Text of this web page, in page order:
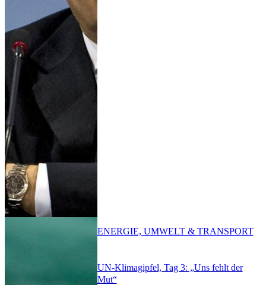
UN-Klimagipfel, Tag 3: „Uns fehlt der
Mut“
ENERGIE, UMWELT & TRANSPORT